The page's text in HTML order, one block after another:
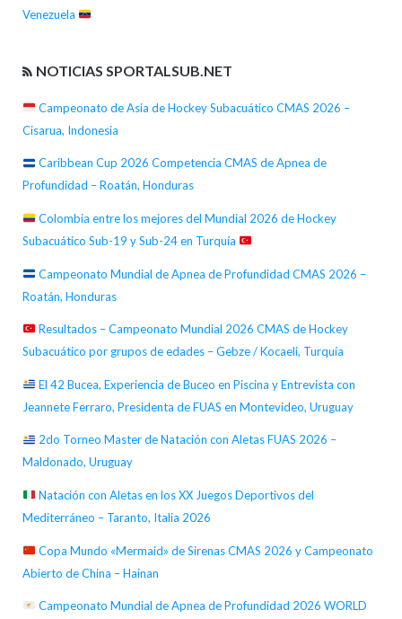
Venezuela
NOTICIAS SPORTALSUB.NET
Campeonato de Asia de Hockey Subacuático CMAS 2026 –
Cisarua, Indonesia
Caribbean Cup 2026 Competencia CMAS de Apnea de
Profundidad – Roatán, Honduras
Colombia entre los mejores del Mundial 2026 de Hockey
Subacuático Sub-19 y Sub-24 en Turquía
Campeonato Mundial de Apnea de Profundidad CMAS 2026 –
Roatán, Honduras
Resultados – Campeonato Mundial 2026 CMAS de Hockey
Subacuático por grupos de edades – Gebze / Kocaeli, Turquía
El 42 Bucea, Experiencia de Buceo en Piscina y Entrevista con
Jeannete Ferraro, Presidenta de FUAS en Montevideo, Uruguay
2do Torneo Master de Natación con Aletas FUAS 2026 –
Maldonado, Uruguay
Natación con Aletas en los XX Juegos Deportivos del
Mediterráneo – Taranto, Italia 2026
Copa Mundo «Mermaid» de Sirenas CMAS 2026 y Campeonato
Abierto de China – Hainan
Campeonato Mundial de Apnea de Profundidad 2026 WORLD